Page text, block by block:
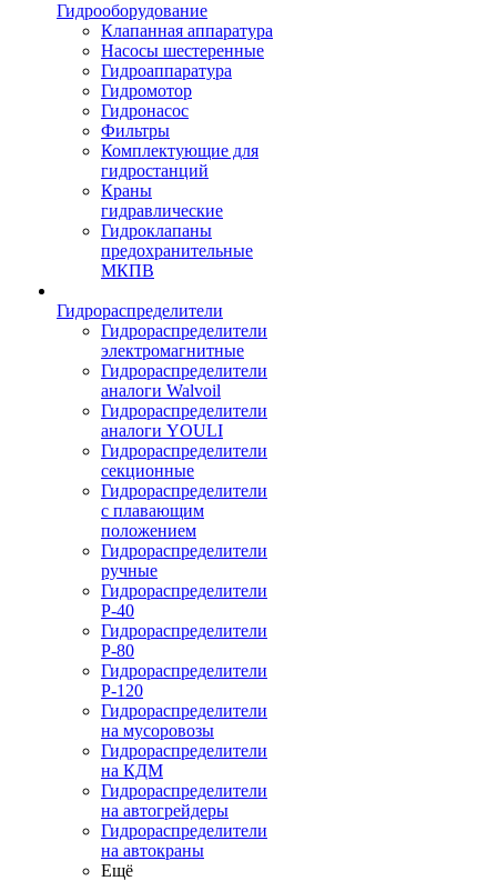
Гидрооборудование
Клапанная аппаратура
Насосы шестеренные
Гидроаппаратура
Гидромотор
Гидронасос
Фильтры
Комплектующие для
гидростанций
Краны
гидравлические
Гидроклапаны
предохранительные
МКПВ
Гидрораспределители
Гидрораспределители
электромагнитные
Гидрораспределители
аналоги Walvoil
Гидрораспределители
аналоги YOULI
Гидрораспределители
секционные
Гидрораспределители
с плавающим
положением
Гидрораспределители
ручные
Гидрораспределители
Р-40
Гидрораспределители
Р-80
Гидрораспределители
Р-120
Гидрораспределители
на мусоровозы
Гидрораспределители
на КДМ
Гидрораспределители
на автогрейдеры
Гидрораспределители
на автокраны
Ещё